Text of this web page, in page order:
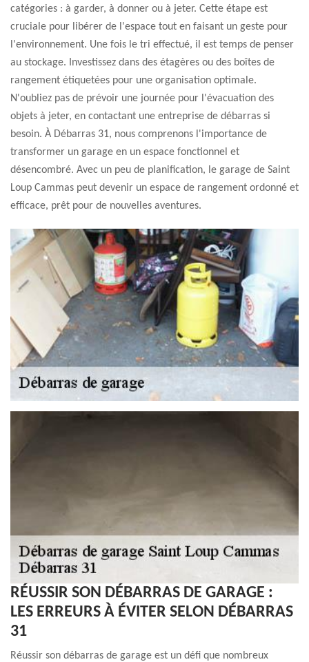
catégories : à garder, à donner ou à jeter. Cette étape est
cruciale pour libérer de l'espace tout en faisant un geste pour
l'environnement. Une fois le tri effectué, il est temps de penser
au stockage. Investissez dans des étagères ou des boîtes de
rangement étiquetées pour une organisation optimale.
N'oubliez pas de prévoir une journée pour l'évacuation des
objets à jeter, en contactant une entreprise de débarras si
besoin. À Débarras 31, nous comprenons l'importance de
transformer un garage en un espace fonctionnel et
désencombré. Avec un peu de planification, le garage de Saint
Loup Cammas peut devenir un espace de rangement ordonné et
efficace, prêt pour de nouvelles aventures.
RÉUSSIR SON DÉBARRAS DE GARAGE :
LES ERREURS À ÉVITER SELON DÉBARRAS
31
Réussir son débarras de garage est un défi que nombreux